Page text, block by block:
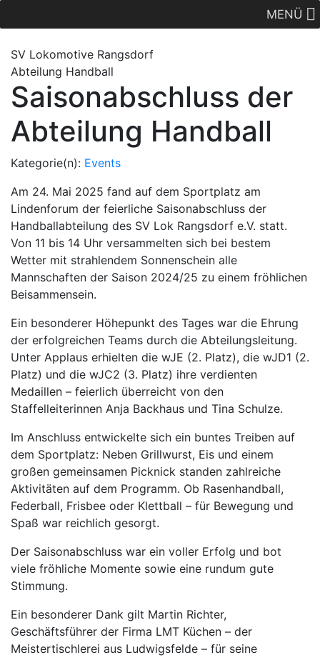
MENÜ
SV Lokomotive Rangsdorf
Abteilung Handball
Saisonabschluss der
Abteilung Handball
Kategorie(n): Events
Am 24. Mai 2025 fand auf dem Sportplatz am
Lindenforum der feierliche Saisonabschluss der
Handballabteilung des SV Lok Rangsdorf e.V. statt.
Von 11 bis 14 Uhr versammelten sich bei bestem
Wetter mit strahlendem Sonnenschein alle
Mannschaften der Saison 2024/25 zu einem fröhlichen
Beisammensein.
Ein besonderer Höhepunkt des Tages war die Ehrung
der erfolgreichen Teams durch die Abteilungsleitung.
Unter Applaus erhielten die wJE (2. Platz), die wJD1 (2.
Platz) und die wJC2 (3. Platz) ihre verdienten
Medaillen – feierlich überreicht von den
Staffelleiterinnen Anja Backhaus und Tina Schulze.
Im Anschluss entwickelte sich ein buntes Treiben auf
dem Sportplatz: Neben Grillwurst, Eis und einem
großen gemeinsamen Picknick standen zahlreiche
Aktivitäten auf dem Programm. Ob Rasenhandball,
Federball, Frisbee oder Klettball – für Bewegung und
Spaß war reichlich gesorgt.
Der Saisonabschluss war ein voller Erfolg und bot
viele fröhliche Momente sowie eine rundum gute
Stimmung.
Ein besonderer Dank gilt Martin Richter,
Geschäftsführer der Firma LMT Küchen – der
Meistertischlerei aus Ludwigsfelde – für seine